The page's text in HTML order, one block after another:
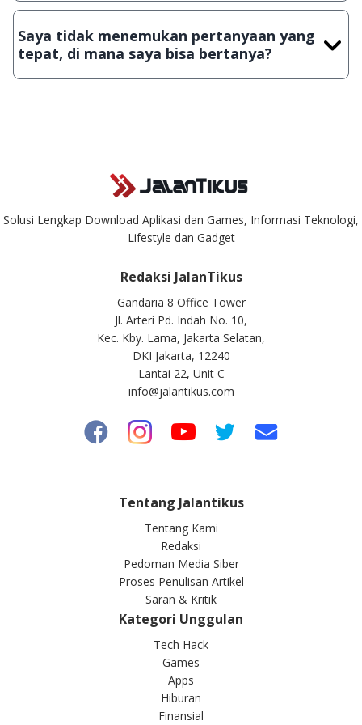
Demi menjaga kualitas aplikasi dan games yang ada di
download secara manual, sehingga kuota sebesar ribuan
aplikasi & games tidak dapat tercapai dalam waktu yang
singkat.
Saya tidak menemukan pertanyaan yang
tepat, di mana saya bisa bertanya?
Kami dengan senang hati menjawab setiap pertanyaan yang
Solusi Lengkap Download Aplikasi dan Games, Informasi Teknologi,
Lifestyle dan Gadget
Redaksi JalanTikus
Gandaria 8 Office Tower
Jl. Arteri Pd. Indah No. 10,
Kec. Kby. Lama, Jakarta Selatan,
DKI Jakarta, 12240
Lantai 22, Unit C
info@jalantikus.com
Tentang Jalantikus
Tentang Kami
Redaksi
Pedoman Media Siber
Proses Penulisan Artikel
Saran & Kritik
Kategori Unggulan
Tech Hack
Games
Apps
Hiburan
Finansial